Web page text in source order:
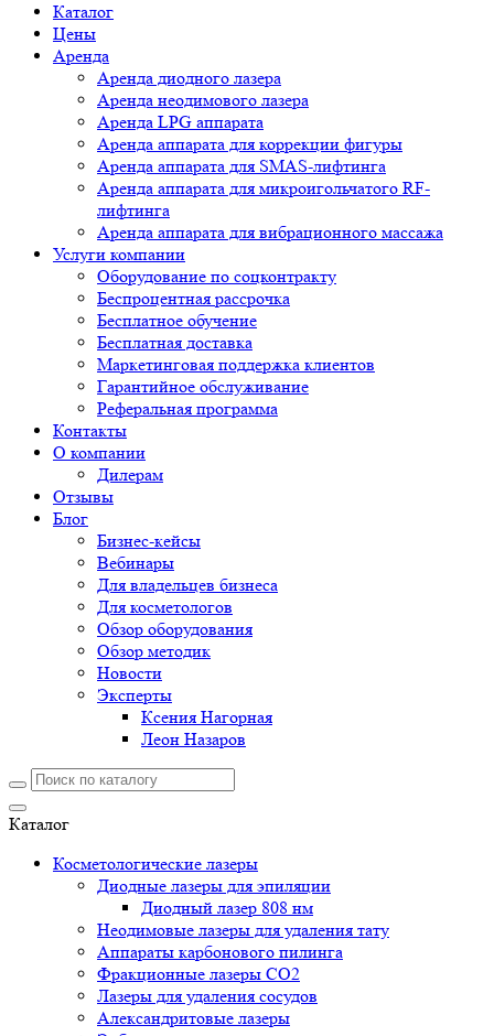
Каталог
Цены
Аренда
Аренда диодного лазера
Аренда неодимового лазера
Аренда LPG аппарата
Аренда аппарата для коррекции фигуры
Аренда аппарата для SMAS-лифтинга
Аренда аппарата для микроигольчатого RF-
лифтинга
Аренда аппарата для вибрационного массажа
Услуги компании
Оборудование по соцконтракту
Беспроцентная рассрочка
Бесплатное обучение
Бесплатная доставка
Маркетинговая поддержка клиентов
Гарантийное обслуживание
Реферальная программа
Контакты
О компании
Дилерам
Отзывы
Блог
Бизнес-кейсы
Вебинары
Для владельцев бизнеса
Для косметологов
Обзор оборудования
Обзор методик
Новости
Эксперты
Ксения Нагорная
Леон Назаров
Каталог
Косметологические лазеры
Диодные лазеры для эпиляции
Диодный лазер 808 нм
Неодимовые лазеры для удаления тату
Аппараты карбонового пилинга
Фракционные лазеры CO2
Лазеры для удаления сосудов
Александритовые лазеры